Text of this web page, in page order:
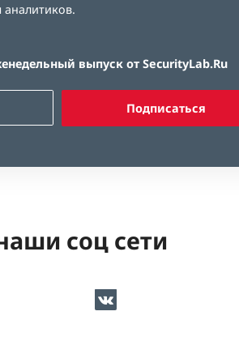
выпуск от SecurityLab.Ru
Подписаться
соц сети